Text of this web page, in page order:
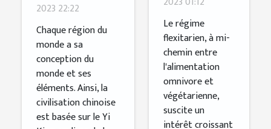
prendre ?
2023 22:22
Chaque région du
monde a sa
conception du
monde et ses
éléments. Ainsi, la
civilisation chinoise
est basée sur le Yi
un régime
flexitarien
?
Le régime
flexitarien, à mi-
chemin entre
l'alimentation
omnivore et
végétarienne,
suscite un
intérêt croissant